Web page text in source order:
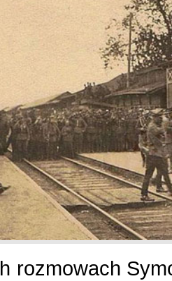
rozmowach